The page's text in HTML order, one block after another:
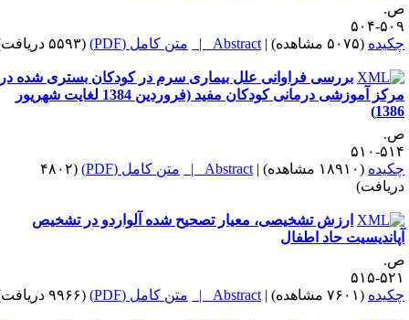
۵۰۴
(۵۰۷۵ مشاهده) |
Abstract | متن کامل (PDF) (۵۵۹۳ دریافت)
بررسی فراوانی علل بیماری سرم در کودکان بستری شده در
مرکز آموزشی درمانی کودکان مفید (فروردین 1384 لغایت شهریور
۵۱۰
(۱۸۹۱۰ مشاهده) |
Abstract | متن کامل (PDF)
(۴۸۰۲
ارزش تشخیصی، معیار تصحیح شده آلواردو در تشخیص
حاد اطفال
۵۱۵
(۷۶۰۱ مشاهده) |
Abstract | متن کامل (PDF) (۹۹۶۶ دریافت)